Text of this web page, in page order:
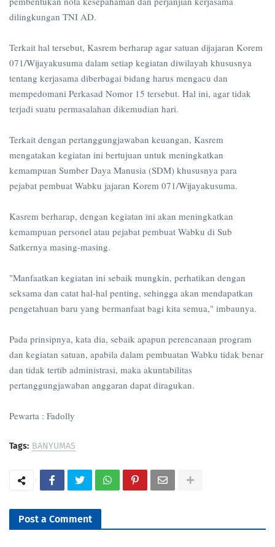
dilingkungan TNI AD.
Terkait hal tersebut, Kasrem berharap agar satuan dijajaran Korem
071/Wijayakusuma dalam setiap kegiatan diwilayah khususnya
tentang kerjasama diberbagai bidang harus mengacu dan
mempedomani Perkasad Nomor 15 tersebut. Hal ini, agar tidak
terjadi suatu permasalahan dikemudian hari.
Terkait dengan pertanggungjawaban keuangan, Kasrem
mengatakan kegiatan ini bertujuan untuk meningkatkan
kemampuan Sumber Daya Manusia (SDM) khususnya para
pejabat pembuat Wabku jajaran Korem 071/Wijayakusuma.
Kasrem berharap, dengan kegiatan ini akan meningkatkan
kemampuan personel atau pejabat pembuat Wabku di Sub
Satkernya masing-masing.
"Manfaatkan kegiatan ini sebaik mungkin, perhatikan dengan
seksama dan catat hal-hal penting, sehingga akan mendapatkan
pengetahuan baru yang bermanfaat bagi kita semua," imbaunya.
Pada prinsipnya, kata dia, sebaik apapun perencanaan program
dan kegiatan satuan, apabila dalam pembuatan Wabku tidak benar
dan tidak tertib administrasi, maka akuntabilitas
pertanggungjawaban anggaran dapat diragukan.
Pewarta : Fadolly
Tags: BANYUMAS
Post a Comment